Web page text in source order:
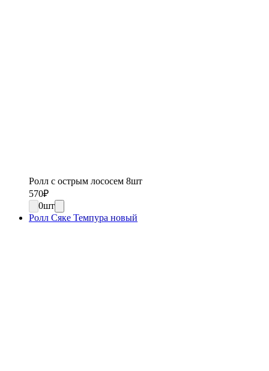
Ролл с острым лососем 8шт
570₽
0шт
Ролл Сяке Темпура новый